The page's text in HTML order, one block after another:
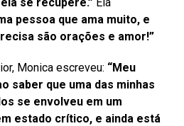
pessoa que ama muito, e
são orações e amor!”
Monica escreveu: “Meu
saber que uma das minhas
se envolveu em um
estado crítico, e ainda está